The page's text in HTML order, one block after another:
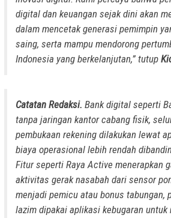
digital dan keuangan sejak dini akan
dalam mencetak generasi pemimpin
saing, serta mampu mendorong
Indonesia yang berkelanjutan,” tutup
Catatan Redaksi. Bank digital seperti
tanpa jaringan kantor cabang fisik,
pembukaan rekening dilakukan lewat
biaya operasional lebih rendah
Fitur seperti Raya Active menerapkan
aktivitas gerak nasabah dari sensor
menjadi pemicu atau bonus tabungan,
lazim dipakai aplikasi kebugaran untuk